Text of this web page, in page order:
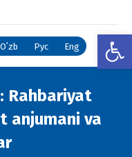
Oʻzb Рус Eng
Rahbariyat
anjumani va